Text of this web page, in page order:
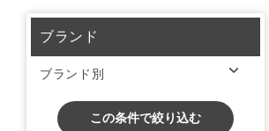
ブランド
ブランド別
この条件で絞り込む